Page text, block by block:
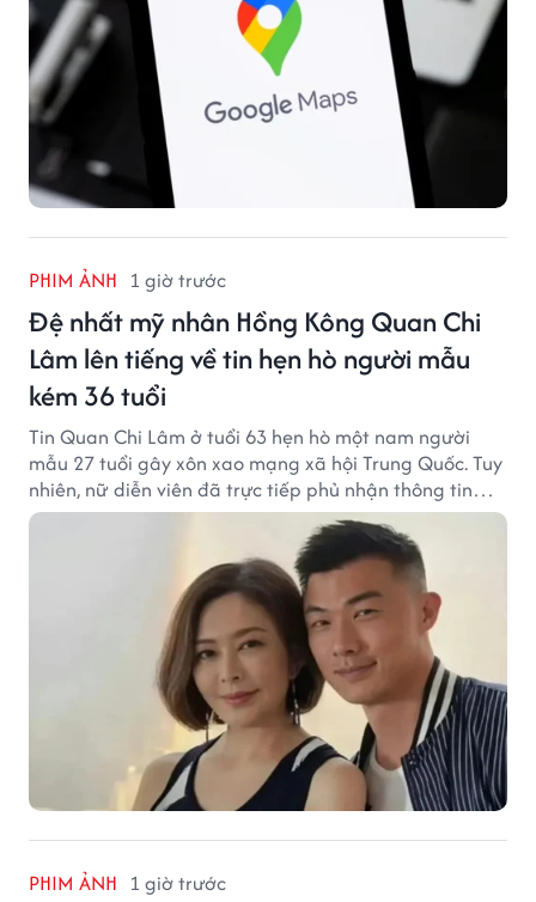
PHIM ẢNH 1 giờ trước
Đệ nhất mỹ nhân Hồng Kông Quan Chi
Lâm lên tiếng về tin hẹn hò người mẫu
kém 36 tuổi
Tin Quan Chi Lâm ở tuổi 63 hẹn hò một nam người
mẫu 27 tuổi gây xôn xao mạng xã hội Trung Quốc. Tuy
nhiên, nữ diễn viên đã trực tiếp phủ nhận thông tin
này.
PHIM ẢNH 1 giờ trước